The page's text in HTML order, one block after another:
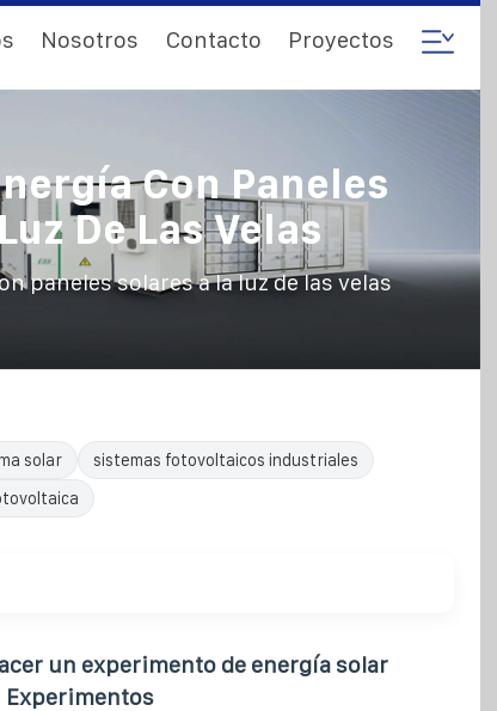
Nosotros Contacto Proyectos
Con Paneles
De Las Velas
paneles solares a la luz de las velas
solar
sistemas fotovoltaicos industriales
un experimento de energía solar
Experimentos